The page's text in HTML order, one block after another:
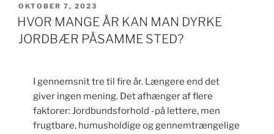
UDGIVET
DEN
OKTOBER 7, 2023
HVOR MANGE ÅR KAN MAN DYRKE
JORDBÆR PÅSAMME STED?
I gennemsnit tre til fire år. Længere end det
giver ingen mening. Det afhænger af flere
faktorer: Jordbundsforhold -på lettere, men
frugtbare, humusholdige og gennemtrængelige